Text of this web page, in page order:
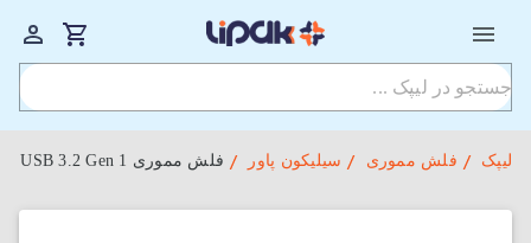
لیپک فلش مموری سیلیکون پاور فلش مموری USB 3.2 Gen 1 سیلیکون پاور مدل Jewel J01 ظرفیت 32 گیگابایت